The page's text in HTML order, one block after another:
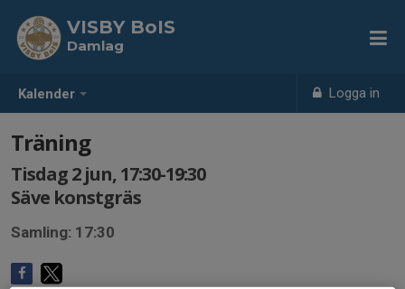
Kalender Logga in
VISBY BoIS
Damlag
Träning
Tisdag 2 jun, 17:30-19:30
Säve konstgräs
Samling: 17:30